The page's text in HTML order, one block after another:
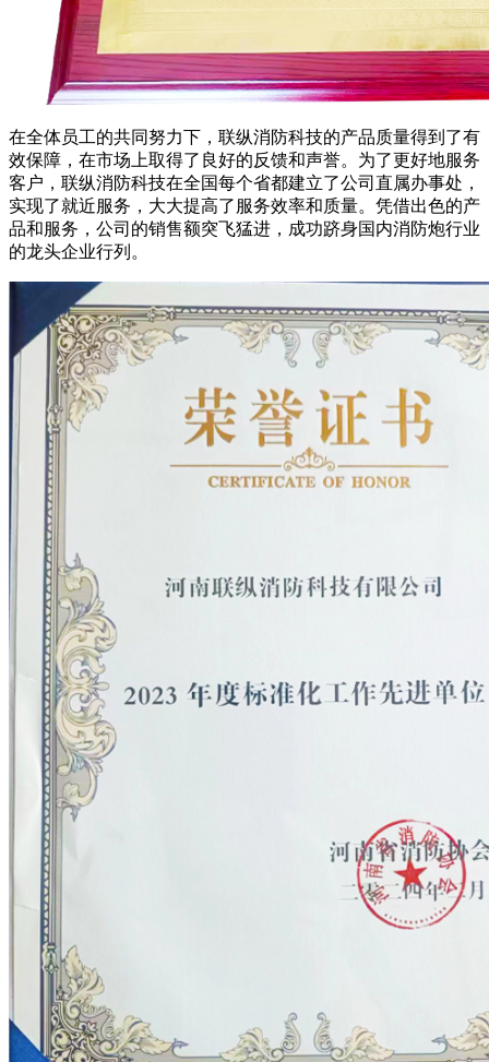
在全体员工的共同努力下，联纵消防科技的产品质量得到了有
效保障，在市场上取得了良好的反馈和声誉。为了更好地服务
客户，联纵消防科技在全国每个省都建立了公司直属办事处，
实现了就近服务，大大提高了服务效率和质量。凭借出色的产
品和服务，公司的销售额突飞猛进，成功跻身国内消防炮行业
的龙头企业行列。